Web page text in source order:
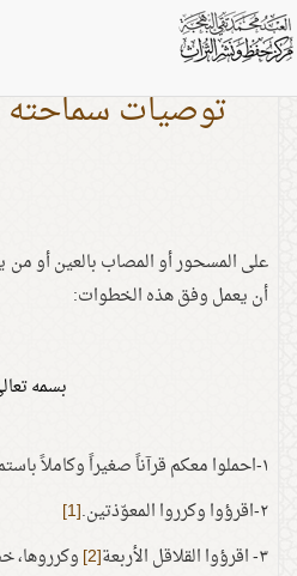
توصيات سماحته
على المسحور أو المصاب بالعين أو
أن يعمل وفق هذه الخطوات:
بسمه
١-احملوا معكم قرآناً صغيراً وكاملاً باستمرار.
٢-اقرؤوا وكرروا المعوّذتين.
[1]
٣- اقرؤوا القلاقل الأربعة
[2] وكرروها،